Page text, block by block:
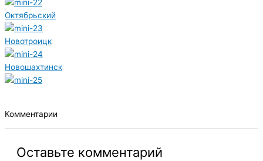
Октябрьский
Новотроицк
Новошахтинск
Комментарии
Оставьте комментарий